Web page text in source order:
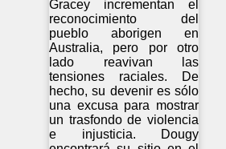
Gracey incrementan el
reconocimiento del
pueblo aborigen en
Australia, pero por otro
lado reavivan las
tensiones raciales. De
hecho, su devenir es sólo
una excusa para mostrar
un trasfondo de violencia
e injusticia. Dougy